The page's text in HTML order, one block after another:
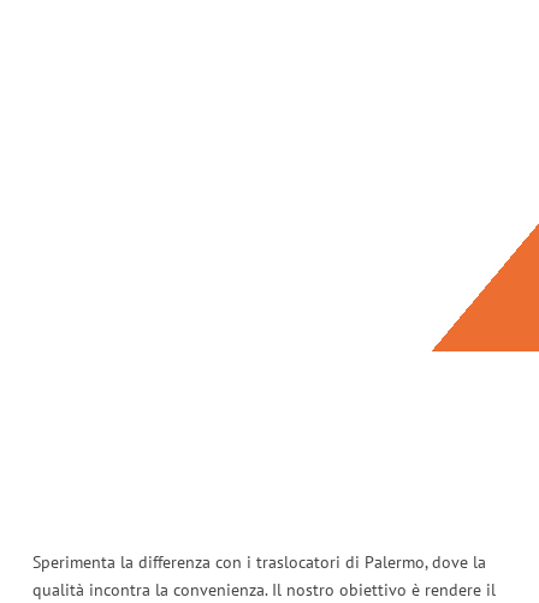
Sperimenta la differenza con i traslocatori di Palermo, dove la
qualità incontra la convenienza. Il nostro obiettivo è rendere il